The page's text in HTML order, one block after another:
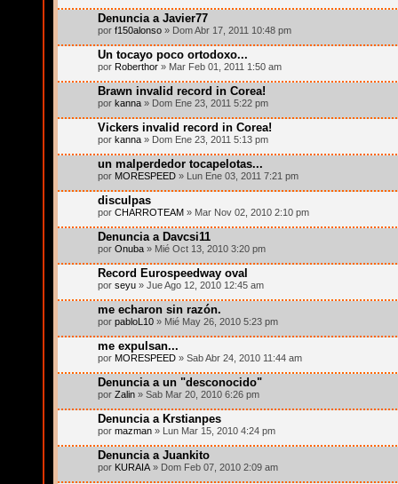
Denuncia a Javier77
por f150alonso » Dom Abr 17, 2011 10:48 pm
Un tocayo poco ortodoxo...
por Roberthor » Mar Feb 01, 2011 1:50 am
Brawn invalid record in Corea!
por kanna » Dom Ene 23, 2011 5:22 pm
Vickers invalid record in Corea!
por kanna » Dom Ene 23, 2011 5:13 pm
un malperdedor tocapelotas...
por MORESPEED » Lun Ene 03, 2011 7:21 pm
disculpas
por CHARROTEAM » Mar Nov 02, 2010 2:10 pm
Denuncia a Davcsi11
por Onuba » Mié Oct 13, 2010 3:20 pm
Record Eurospeedway oval
por seyu » Jue Ago 12, 2010 12:45 am
me echaron sin razón.
por pabloL10 » Mié May 26, 2010 5:23 pm
me expulsan...
por MORESPEED » Sab Abr 24, 2010 11:44 am
Denuncia a un "desconocido"
por Zalin » Sab Mar 20, 2010 6:26 pm
Denuncia a Krstianpes
por mazman » Lun Mar 15, 2010 4:24 pm
Denuncia a Juankito
por KURAIA » Dom Feb 07, 2010 2:09 am